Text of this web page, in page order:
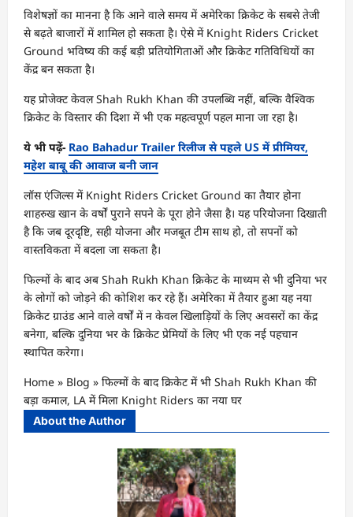
विशेषज्ञों का मानना है कि आने वाले समय में अमेरिका क्रिकेट के सबसे तेजी
से बढ़ते बाजारों में शामिल हो सकता है। ऐसे में Knight Riders Cricket
Ground भविष्य की कई बड़ी प्रतियोगिताओं और क्रिकेट गतिविधियों का
केंद्र बन सकता है।
यह प्रोजेक्ट केवल Shah Rukh Khan की उपलब्धि नहीं, बल्कि वैश्विक
क्रिकेट के विस्तार की दिशा में भी एक महत्वपूर्ण पहल माना जा रहा है।
ये भी पढ़ें- Rao Bahadur Trailer रिलीज से पहले US में प्रीमियर,
महेश बाबू की आवाज बनी जान
लॉस एंजिल्स में Knight Riders Cricket Ground का तैयार होना
शाहरुख खान के वर्षों पुराने सपने के पूरा होने जैसा है। यह परियोजना दिखाती
है कि जब दूरदृष्टि, सही योजना और मजबूत टीम साथ हो, तो सपनों को
वास्तविकता में बदला जा सकता है।
फिल्मों के बाद अब Shah Rukh Khan क्रिकेट के माध्यम से भी दुनिया भर
के लोगों को जोड़ने की कोशिश कर रहे हैं। अमेरिका में तैयार हुआ यह नया
क्रिकेट ग्राउंड आने वाले वर्षों में न केवल खिलाड़ियों के लिए अवसरों का केंद्र
बनेगा, बल्कि दुनिया भर के क्रिकेट प्रेमियों के लिए भी एक नई पहचान
स्थापित करेगा।
Home » Blog » फिल्मों के बाद क्रिकेट में भी Shah Rukh Khan की
बड़ा कमाल, LA में मिला Knight Riders का नया घर
About the Author